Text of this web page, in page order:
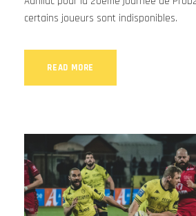
certains joueurs sont indisponibles.
READ MORE